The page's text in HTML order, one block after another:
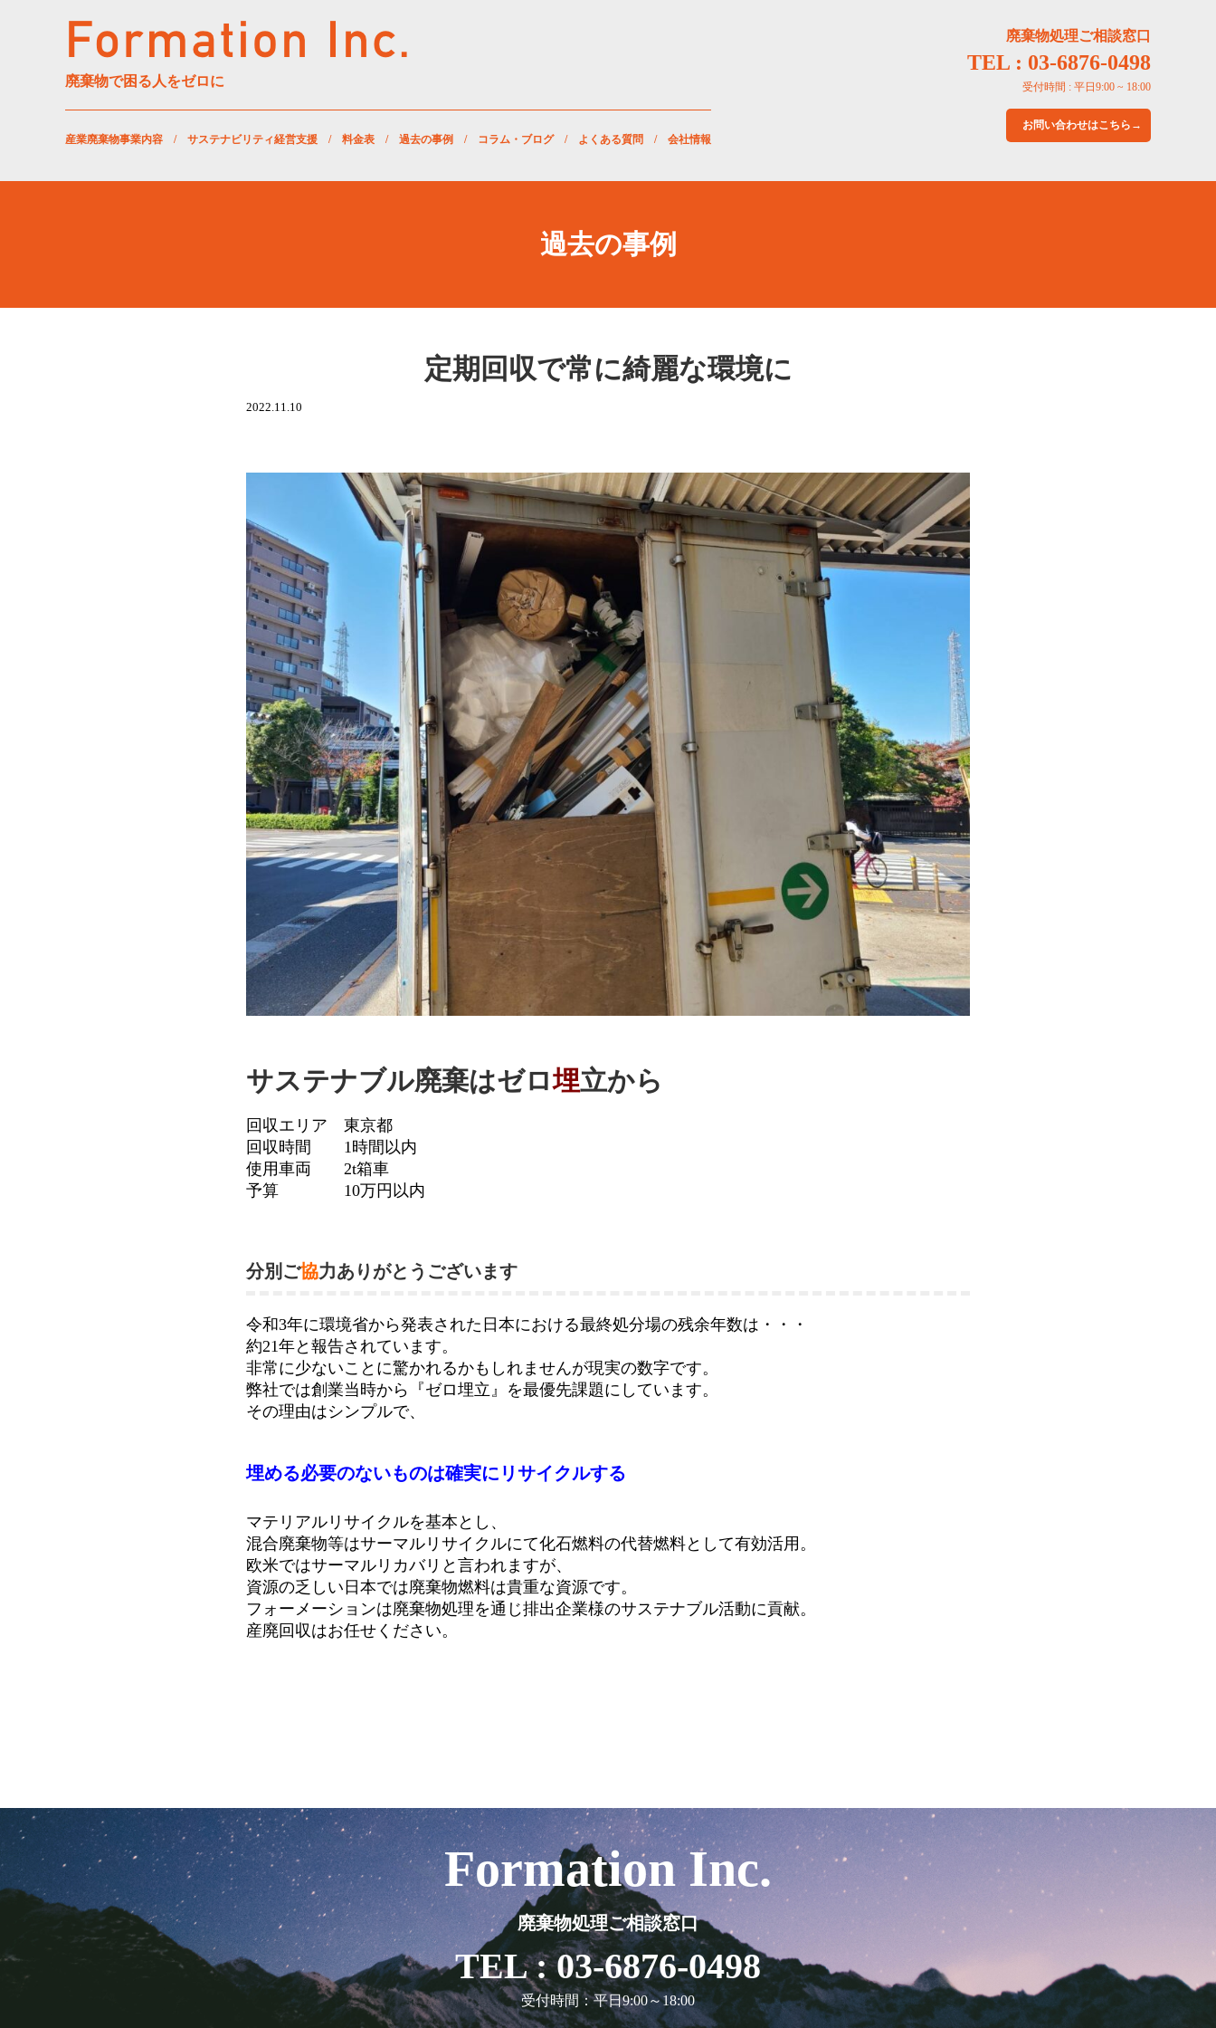
廃棄物で困る人をゼロに
産業廃棄物事業内容 / サステナビリティ経営支援 / 料金表 / 過去の事例 / コラム・ブログ/ よくある質問 / 会社情報
廃棄物処理ご相談窓口
TEL : 03-6876-0498
受付時間 : 平日9:00 ~ 18:00
お問い合わせはこちら→
過去の事例
定期回収で常に綺麗な環境に
2022.11.10
サステナブル廃棄はゼロ埋立から
回収エリア 東京都
回収時間 1時間以内
使用車両 2t箱車
予算 10万円以内
分別ご協力ありがとうございます
令和3年に環境省から発表された日本における最終処分場の残余年数は・・・
約21年と報告されています。
非常に少ないことに驚かれるかもしれませんが現実の数字です。
弊社では創業当時から『ゼロ埋立』を最優先課題にしています。
その理由はシンプルで、
埋める必要のないものは確実にリサイクルする
マテリアルリサイクルを基本とし、
混合廃棄物等はサーマルリサイクルにて化石燃料の代替燃料として有効活用。
欧米ではサーマルリカバリと言われますが、
資源の乏しい日本では廃棄物燃料は貴重な資源です。
フォーメーションは廃棄物処理を通じ排出企業様のサステナブル活動に貢献。
産廃回収はお任せください。
Formation Inc.
廃棄物処理ご相談窓口
TEL : 03-6876-0498
受付時間：平日9:00～18:00